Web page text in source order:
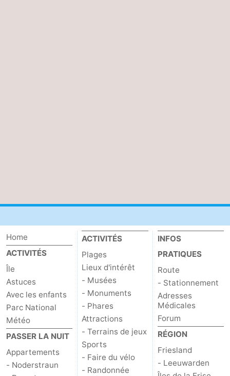
Home
ACTIVITÉS
Île
Astuces
Avec les enfants
Parc National
Météo
PASSER LA NUIT
Appartements
- Noderstraun
ACTIVITÉS
Plages
Lieux d'intérêt
- Musées
- Monuments
- Phares
Attractions
- Terrains de jeux
Sports
- Faire du vélo
- Randonnée
INFOS
PRATIQUES
Route
- Stationnement
Adresses
Médicales
Forum
RÉGION
Friesland
- Leeuwarden